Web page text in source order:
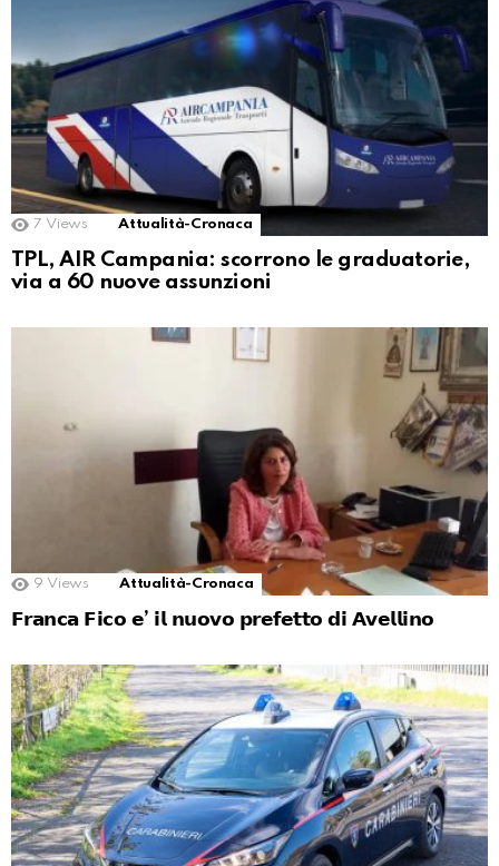
7 Views Attualità-Cronaca
TPL, AIR Campania: scorrono le graduatorie,
via a 60 nuove assunzioni
9 Views Attualità-Cronaca
𝗙𝗿𝗮𝗻𝗰𝗮 𝗙𝗶𝗰𝗼 𝗲’ 𝗶𝗹 𝗻𝘂𝗼𝘃𝗼 𝗽𝗿𝗲𝗳𝗲𝘁𝘁𝗼 𝗱𝗶 𝗔𝘃𝗲𝗹𝗹𝗶𝗻𝗼